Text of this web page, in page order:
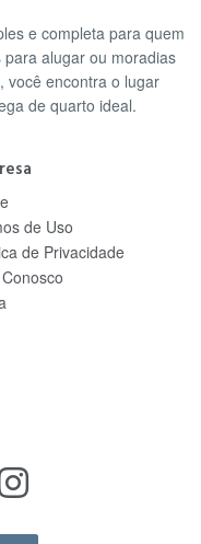
e completa para quem
alugar ou moradias
você encontra o lugar
de quarto ideal.
de Uso
de Privacidade